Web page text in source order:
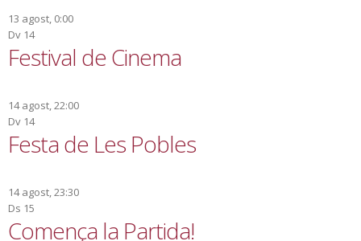
13 agost, 0:00
Dv 14
Festival de Cinema
14 agost, 22:00
Dv 14
Festa de Les Pobles
14 agost, 23:30
Ds 15
Comença la Partida!